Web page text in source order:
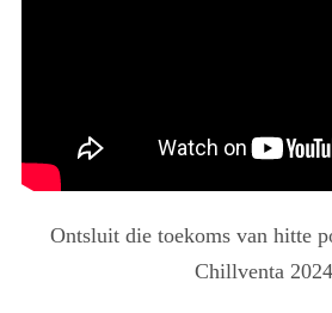
Ontsluit die toekoms van hitte
Chillventa